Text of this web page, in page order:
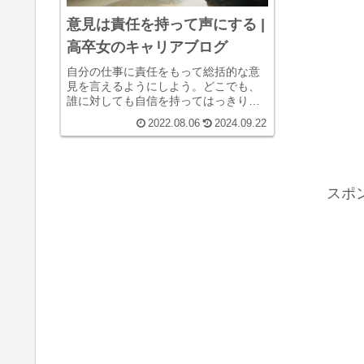
意見は責任を持って声にする |
高卒女のキャリアブログ
自分の仕事に責任をもって総括的な意
見を言えるようにしよう。どこでも、
誰に対しても自信を持ってはっきりき
ともキャリアわらしべ長者の道には必
2022.08.06 2024.09.22
スポ